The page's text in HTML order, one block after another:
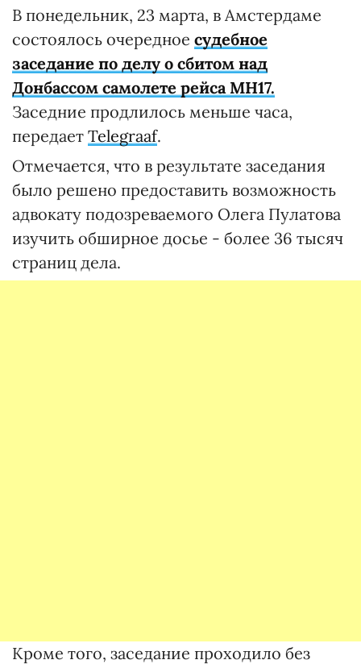
В понедельник, 23 марта, в Амстердаме
состоялось очередное судебное
заседание по делу о сбитом над
Донбассом самолете рейса МН17.
Заседние продлилось меньше часа,
передает Telegraaf.
Отмечается, что в результате заседания
было решено предоставить возможность
адвокату подозреваемого Олега Пулатова
изучить обширное досье - более 36 тысяч
страниц дела.
Кроме того, заседание проходило без